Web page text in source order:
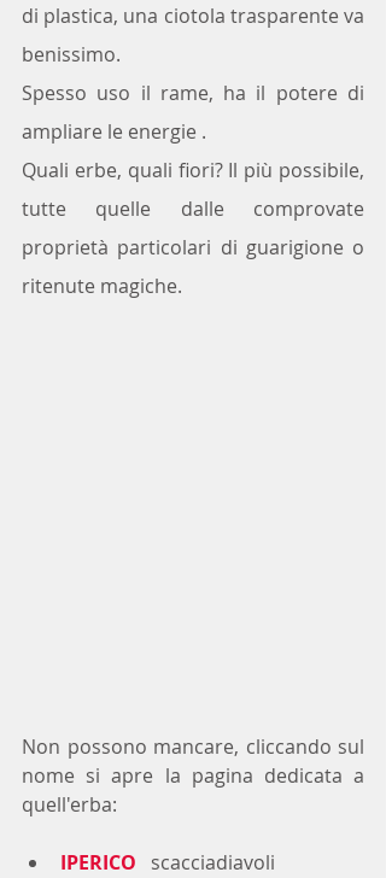
di plastica, una ciotola trasparente va
benissimo.
Spesso uso il rame, ha il potere di
ampliare le energie .
Quali erbe, quali fiori? Il più possibile,
tutte quelle dalle comprovate
proprietà particolari di guarigione o
ritenute magiche.
Non possono mancare, cliccando sul
nome si apre la pagina dedicata a
quell'erba:
IPERICO
  scacciadiavoli